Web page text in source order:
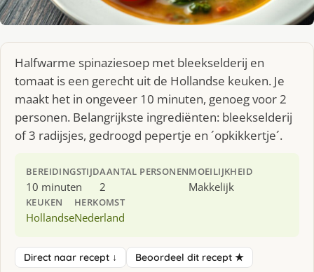
Halfwarme spinaziesoep met bleekselderij en
tomaat is een gerecht uit de Hollandse keuken. Je
maakt het in ongeveer 10 minuten, genoeg voor 2
personen. Belangrijkste ingrediënten: bleekselderij
of 3 radijsjes, gedroogd pepertje en ´opkikkertje´.
BEREIDINGSTIJD
10 minuten
AANTAL PERSONEN
2
MOEILIJKHEID
Makkelijk
KEUKEN
Hollandse
HERKOMST
Nederland
Direct naar recept ↓ Beoordeel dit recept ★